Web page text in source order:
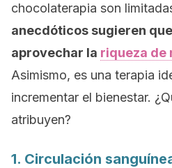
chocolaterapia son
anecdóticos sugieren
aprovechar la riqueza de
Asimismo, es una terapia
incrementar el bienestar.
atribuyen?
1. Circulación